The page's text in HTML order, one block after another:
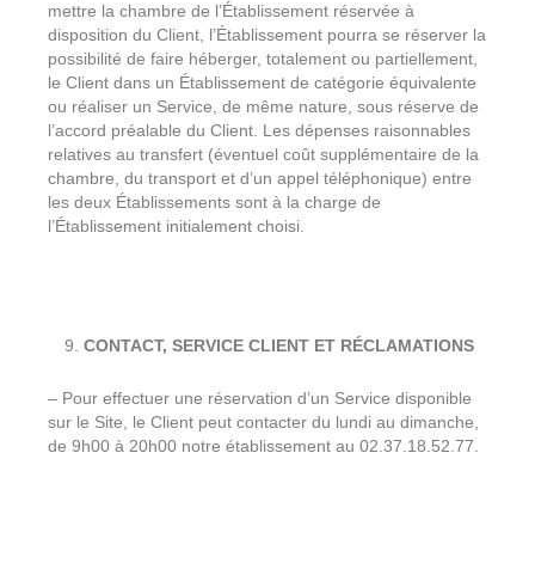
mettre la chambre de l’Établissement réservée à
disposition du Client, l’Établissement pourra se réserver la
possibilité de faire héberger, totalement ou partiellement,
le Client dans un Établissement de catégorie équivalente
ou réaliser un Service, de même nature, sous réserve de
l’accord préalable du Client. Les dépenses raisonnables
relatives au transfert (éventuel coût supplémentaire de la
chambre, du transport et d’un appel téléphonique) entre
les deux Établissements sont à la charge de
l’Établissement initialement choisi.
CONTACT, SERVICE CLIENT ET RÉCLAMATIONS
– Pour effectuer une réservation d’un Service disponible
sur le Site, le Client peut contacter du lundi au dimanche,
de 9h00 à 20h00 notre établissement au 02.37.18.52.77.